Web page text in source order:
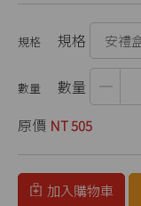
規格
數量
原價 NT 505
加入購物車